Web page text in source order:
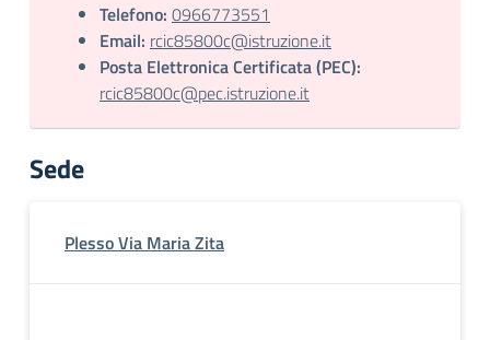
Telefono: 0966773551
Email: rcic85800c@istruzione.it
Posta Elettronica Certificata (PEC):
rcic85800c@pec.istruzione.it
Sede
Plesso Via Maria Zita